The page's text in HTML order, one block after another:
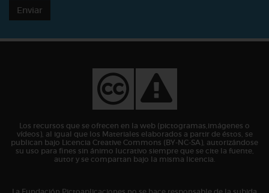
Enviar
Los recursos que se ofrecen en la web (pictogramas,imágenes o
vídeos), al igual que los Materiales elaborados a partir de éstos, se
publican bajo Licencia Creative Commons (BY-NC-SA), autorizándose
su uso para fines sin ánimo lucrativo siempre que se cite la fuente,
autor y se compartan bajo la misma licencia.